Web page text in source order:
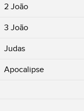
2 João
3 João
Judas
Apocalipse